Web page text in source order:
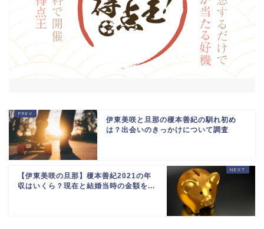
伊東美咲と旦那の榎本善紀の馴れ初め
は？出会いのきっかけについて調査
【伊東美咲の旦那】榎本善紀2021の年
収はいくら？現在と結婚当時の金額を...